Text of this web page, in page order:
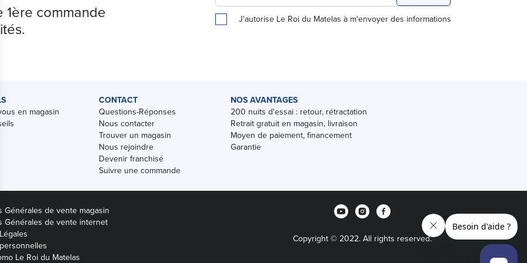
ce magasin
ce magasin
commande
J'autorise Le Roi du Matelas à m'envoyer des informations
en magasin
CONTACT
Questions-Réponses
Nous contacter
Trouver un magasin
Nous rejoindre
Devenir franchisé
Suivre une commande
NOS AVANTAGES
200 nuits d'essai : retour, rétractation
Retrait gratuit en magasin, livraison
Moyen de paiement, financement
Garantie
Générales de vente magasin
Générales de vente internet
Le Roi du Matelas
Copyright © 2022. All rights reserved.